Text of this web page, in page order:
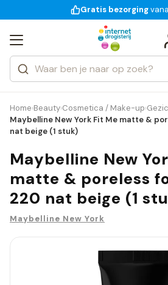
voor 18:00 uur
Gratis bezorging
14 dagen
Zoeken
Categorieën
Merken
Home›Beauty›Cosmetica / Make-up›
Maybelline New York Fit Me matte &
nat beige (1 stuk)
Maybelline New
matte & poreless
220 nat beige (1
Maybelline New York